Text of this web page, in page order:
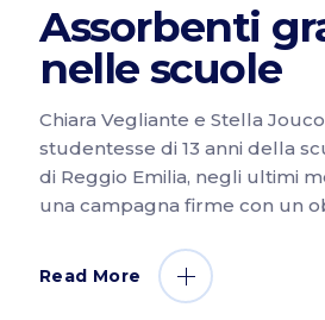
Assorbenti
nelle scuole
Chiara Vegliante e Stella
studentesse di 13 anni della
di Reggio Emilia, negli ultimi
una campagna firme con un
Read More